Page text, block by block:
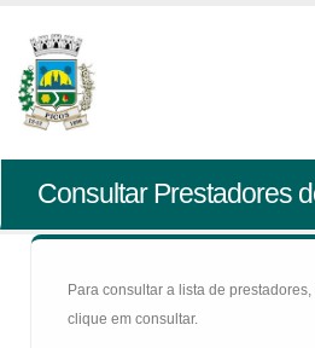
Consultar Prestadores
Para consultar a lista de
clique em consultar.